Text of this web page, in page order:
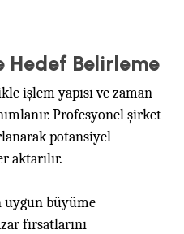
Hedef Belirleme
işlem yapısı ve zaman
Profesyonel şirket
potansiyel
aktarılır.
uygun büyüme
fırsatlarını